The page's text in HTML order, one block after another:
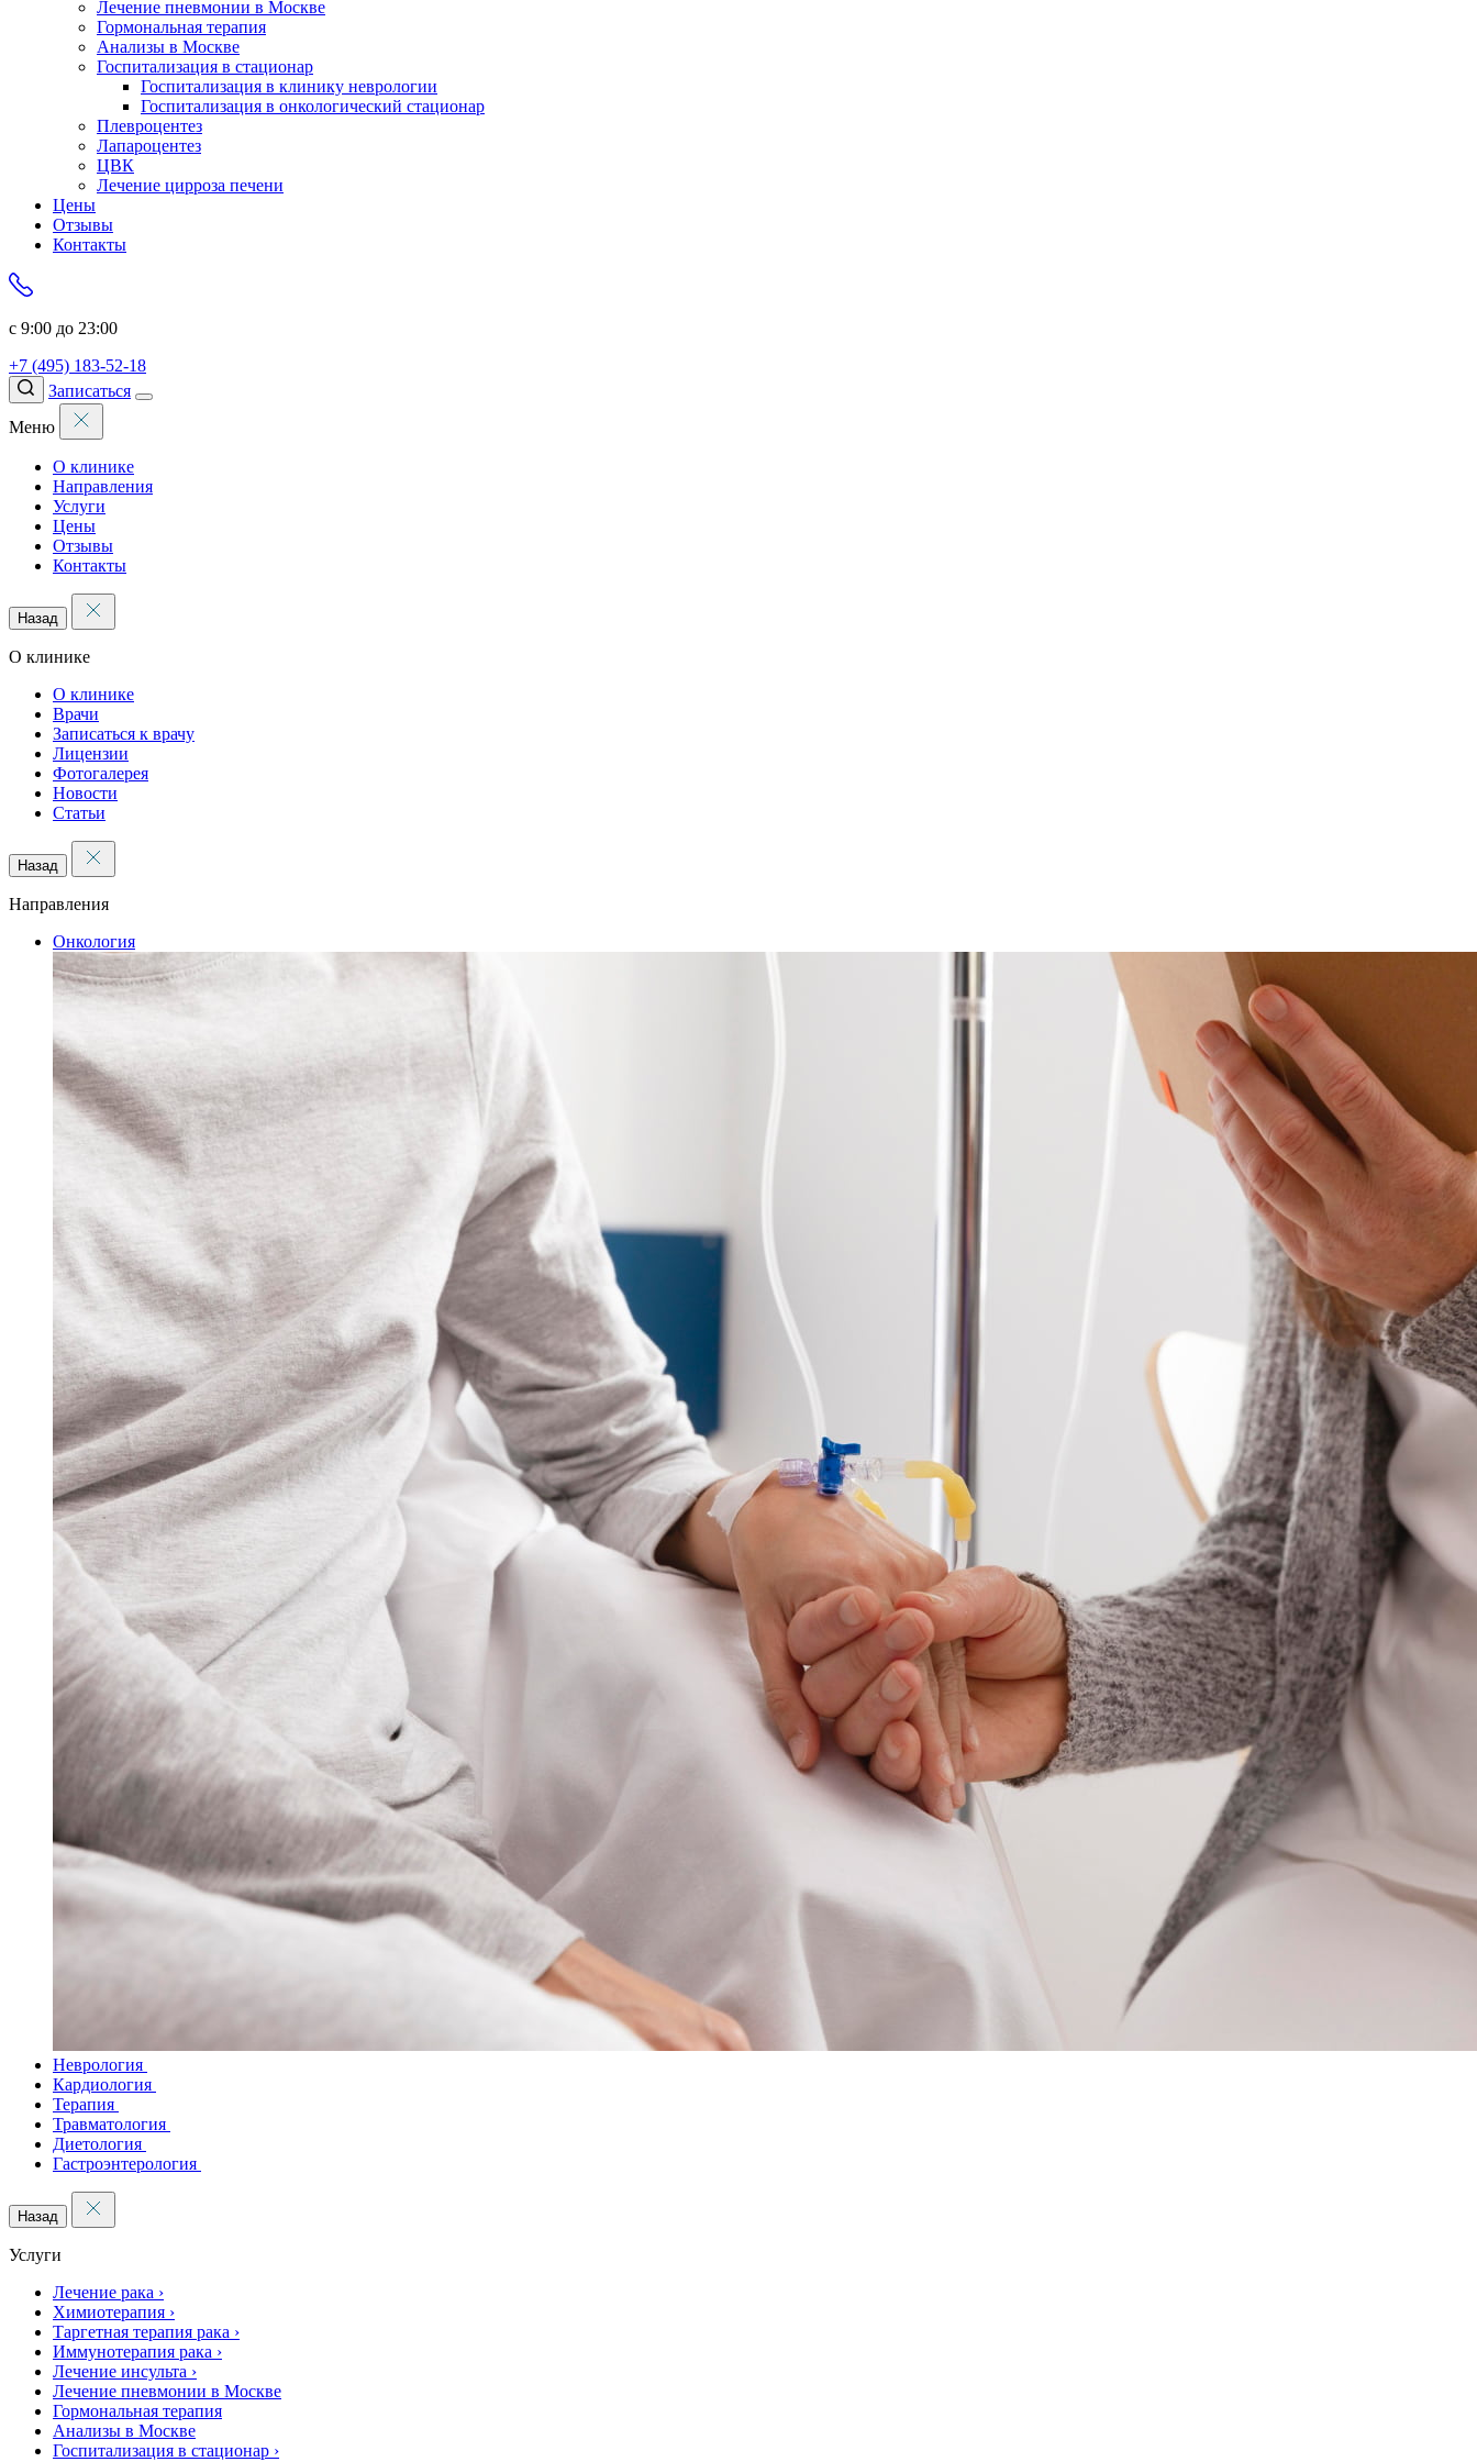
Лечение пневмонии в Москве
Гормональная терапия
Анализы в Москве
Госпитализация в стационар
Госпитализация в клинику неврологии
Госпитализация в онкологический стационар
Плевроцентез
Лапароцентез
ЦВК
Лечение цирроза печени
Цены
Отзывы
Контакты
с 9:00 до 23:00
+7 (495) 183-52-18
Записаться
Меню
О клинике
Направления
Услуги
Цены
Отзывы
Контакты
Назад
О клинике
О клинике
Врачи
Записаться к врачу
Лицензии
Фотогалерея
Новости
Статьи
Назад
Направления
Онкология
Неврология
Кардиология
Терапия
Травматология
Диетология
Гастроэнтерология
Назад
Услуги
Лечение рака ›
Химиотерапия ›
Таргетная терапия рака ›
Иммунотерапия рака ›
Лечение инсульта ›
Лечение пневмонии в Москве
Гормональная терапия
Анализы в Москве
Госпитализация в стационар ›